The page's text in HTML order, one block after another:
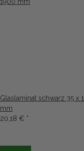
Glaslaminat schwarz 35 x
mm
20,18 € *